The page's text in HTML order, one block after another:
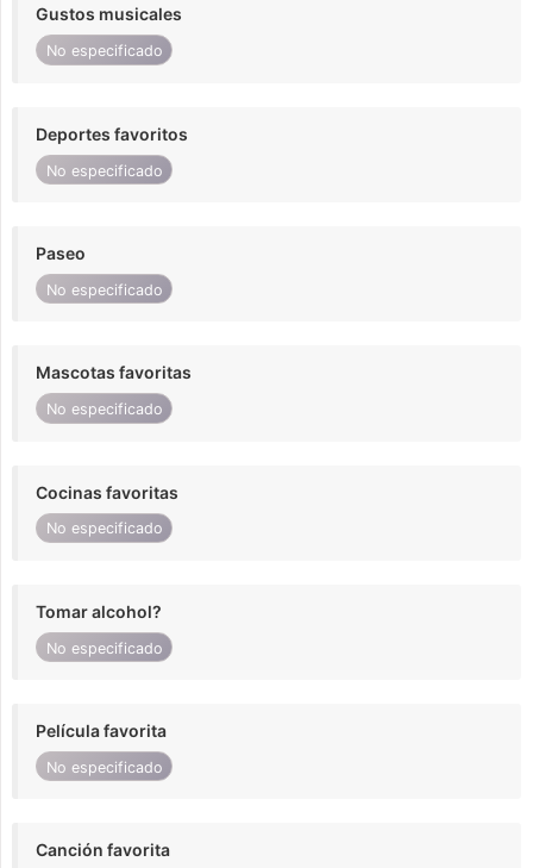
Gustos musicales
No especificado
Deportes favoritos
No especificado
Paseo
No especificado
Mascotas favoritas
No especificado
Cocinas favoritas
No especificado
Tomar alcohol?
No especificado
Película favorita
No especificado
Canción favorita